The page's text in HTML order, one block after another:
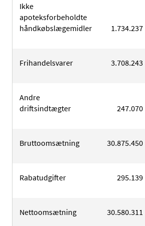
Ikke
apoteksforbeholdte
håndkøbslægemidler
1.734.237
Frihandelsvarer 3.708.243
Andre
driftsindtægter
247.070
Bruttoomsætning 30.875.450
Rabatudgifter 295.139
Nettoomsætning 30.580.311